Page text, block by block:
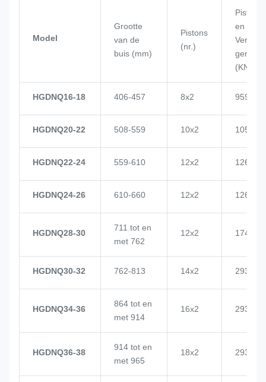
Model
Grootte
van de
buis (mm)
Pistons
(nr.)
Piston
en
Vermo
gen
(KN)
HGDNQ16-18 406-457 8x2 959
HGDNQ20-22 508-559 10x2 1057
HGDNQ22-24 559-610 12x2 1268
HGDNQ24-26 610-660 12x2 1268
HGDNQ28-30
711 tot en
met 762
12x2 1748
HGDNQ30-32 762-813 14x2 2937
HGDNQ34-36
864 tot en
met 914
16x2 2937
HGDNQ36-38
914 tot en
met 965
18x2 2937